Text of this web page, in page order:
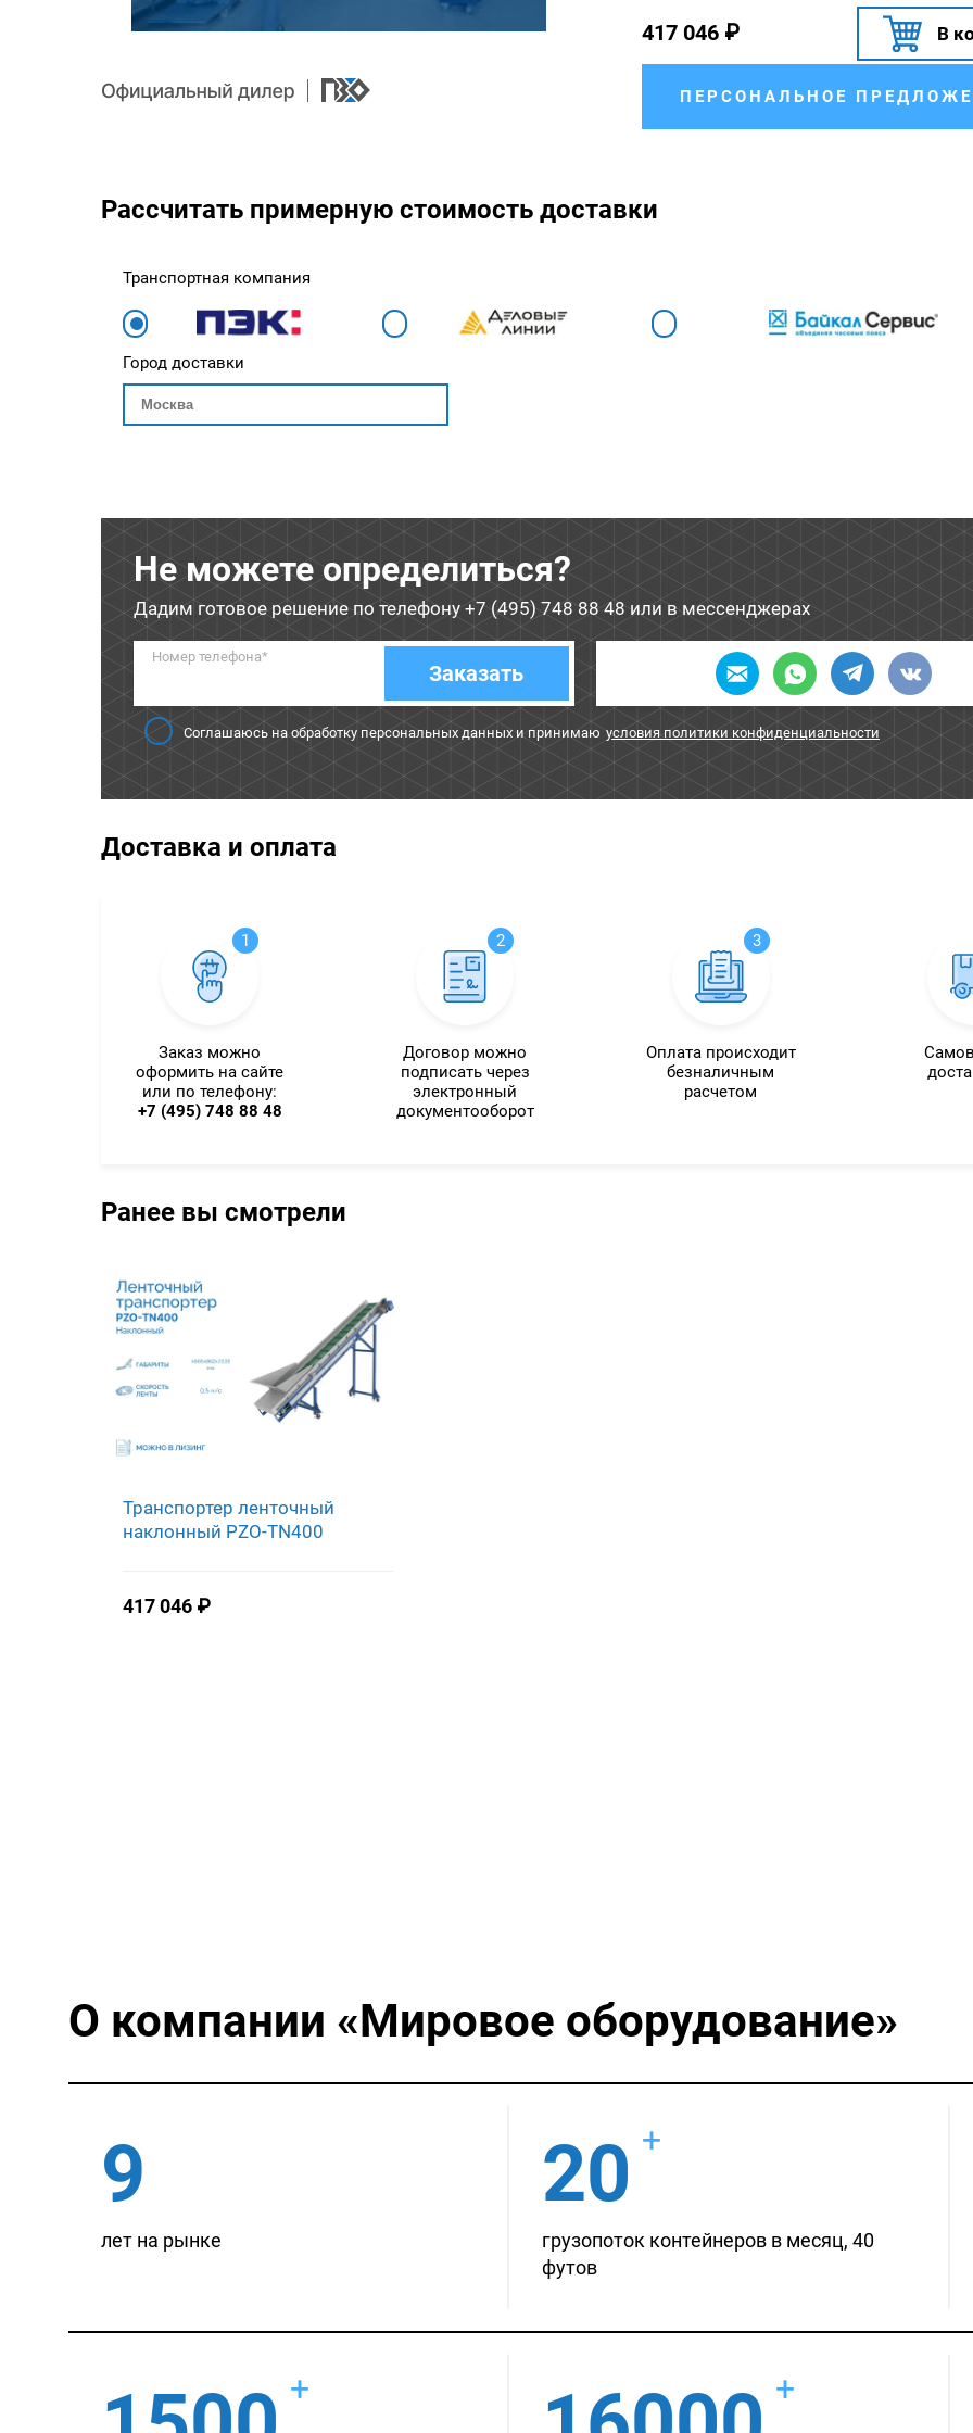
417 046 ₽ В
ПЕРСОНАЛЬНОЕ
Рассчитать примерную стоимость доставки
Транспортная компания
Город доставки
Не можете определиться?
Дадим готовое решение по телефону +7 (495) 748 88 48 или в мессенджерах
Номер телефона*
Заказать
Соглашаюсь на обработку персональных данных и принимаю условия политики конфиденциальности
Доставка и оплата
1
Заказ можно
оформить на сайте
или по телефону:
+7 (495) 748 88 48
2
Договор можно
подписать через
электронный
документооборот
3
Оплата происходит
безналичным
расчетом
Ранее вы смотрели
Транспортер ленточный
наклонный PZO-TN400
417 046 ₽
О компании «Мировое оборудование»
9
лет на рынке
20 +
грузопоток контейнеров в месяц, 40
футов
+ +